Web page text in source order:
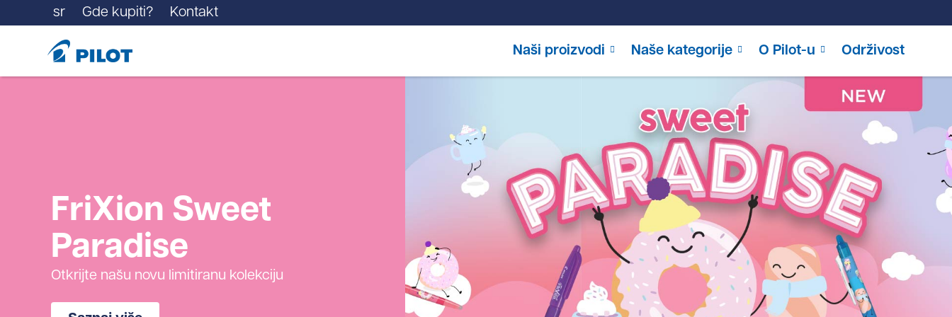
sr Gde kupiti? Kontakt
Naši proizvodi Naše kategorije O Pilot-u Održivost
FriXion Sweet
Paradise
Otkrijte našu novu limitiranu kolekciju